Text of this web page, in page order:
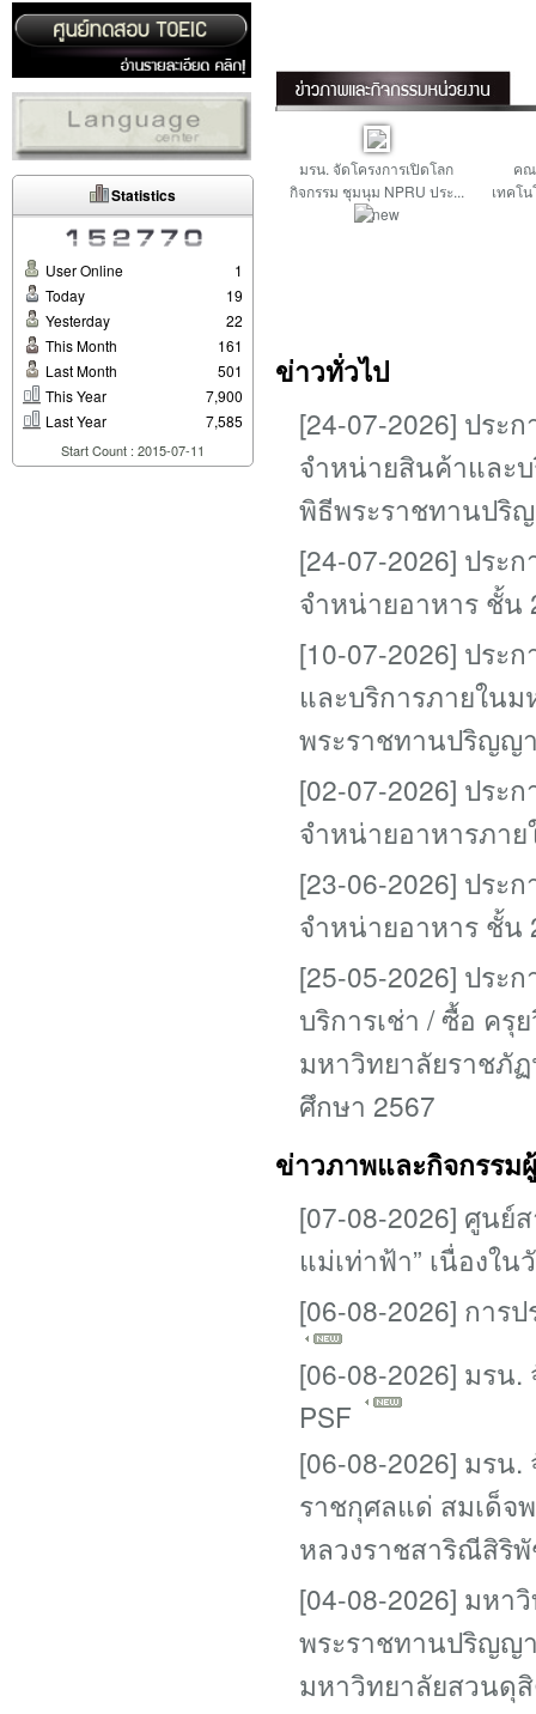
Statistics
User Online
1
Today
19
Yesterday
22
This Month
161
Last Month
501
This Year
7,900
Last Year
7,585
Start Count : 2015-07-11
มรน. จัดโครงการเปิดโลก
กิจกรรม ชุมนุม NPRU ประ...
คณ
เทคโ
ข่าวทั่วไป
[24-07-2026] ประ
จำหน่ายสินค้าและ
พิธีพระราชทานปริ
[24-07-2026] ประ
จำหน่ายอาหาร ชั้น
[10-07-2026] ประ
และบริการภายใน
พระราชทานปริญญ
[02-07-2026] ประ
จำหน่ายอาหารภา
[23-06-2026] ประ
จำหน่ายอาหาร ชั้น
[25-05-2026] ประ
บริการเช่า / ซื้อ ค
มหาวิทยาลัยราชภั
ศึกษา 2567
ข่าวภาพและกิจกรรม
[07-08-2026] ศูนย์
แม่เท่าฟ้า” เนื่องใ
[06-08-2026] การ
[06-08-2026] มรน
PSF
[06-08-2026] มรน
ราชกุศลแด่ สมเด็จ
หลวงราชสาริณีสิริ
[04-08-2026] มหา
พระราชทานปริญญ
มหาวิทยาลัยสวนดุ